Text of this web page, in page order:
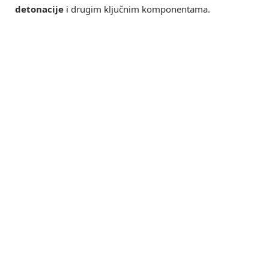
detonacije i drugim ključnim komponentama.